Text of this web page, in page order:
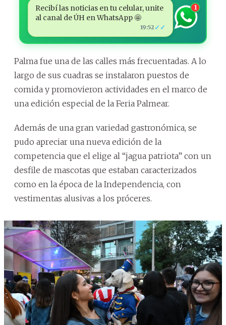
Recibí las noticias en tu celular, unite
al canal de ÚH en WhatsApp 🤩
19:52 ✓✓
1
Palma fue una de las calles más frecuentadas. A lo
largo de sus cuadras se instalaron puestos de
comida y promovieron actividades en el marco de
una edición especial de la Feria Palmear.
Además de una gran variedad gastronómica, se
pudo apreciar una nueva edición de la
competencia que el elige al “jagua patriota” con un
desfile de mascotas que estaban caracterizados
como en la época de la Independencia, con
vestimentas alusivas a los próceres.